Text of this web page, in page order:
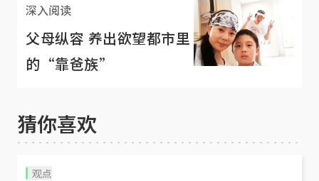
深入阅读
父母纵容 养出欲望都市里
的“靠爸族”
猜你喜欢
观点